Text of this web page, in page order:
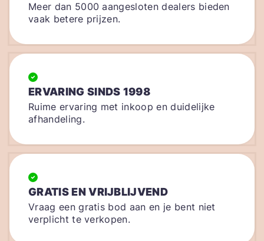
Meer dan 5000 aangesloten dealers bieden
vaak betere prijzen.
ERVARING SINDS 1998
Ruime ervaring met inkoop en duidelijke
afhandeling.
GRATIS EN VRIJBLIJVEND
Vraag een gratis bod aan en je bent niet
verplicht te verkopen.